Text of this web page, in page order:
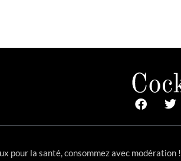
pour la santé, consommez avec modération !